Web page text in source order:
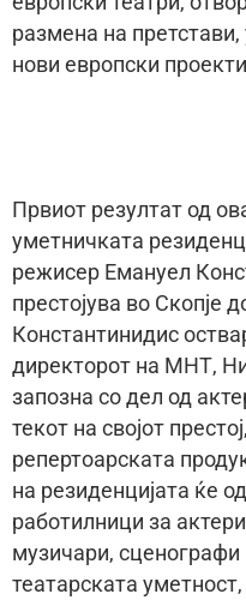
размена на
нови европски
Првиот резултат од
уметничката
режисер Емануел
престојува во Скопје
Константинидис
директорот на МНТ,
запозна со дел од
текот на својот
репертоарската
на резиденцијата ќе
работилници за
музичари, сценографи
театарската